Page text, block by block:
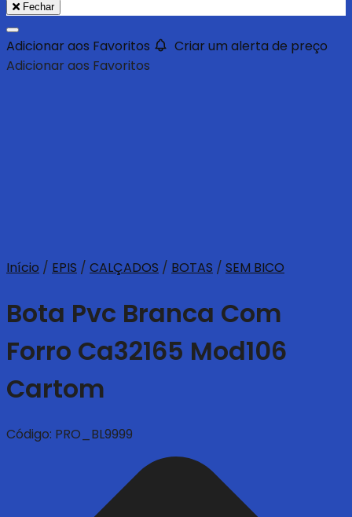
Fechar
Adicionar aos Favoritos
Criar um alerta de preço
Adicionar aos Favoritos
Início / EPIS / CALÇADOS / BOTAS / SEM BICO
Bota Pvc Branca Com
Forro Ca32165 Mod106
Cartom
Código: PRO_BL9999